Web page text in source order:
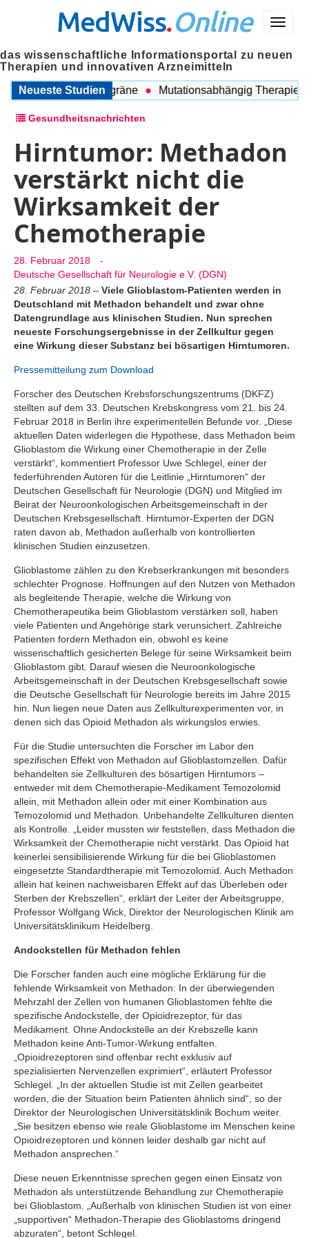
Menü
MedWiss.Online
das wissenschaftliche Informationsportal zu neuen
Therapien und innovativen Arzneimitteln
Neueste Studien
COPD und Migräne Mutationsabhängig Therapie
Gesundheitsnachrichten
Hirntumor: Methadon
verstärkt nicht die
Wirksamkeit der
Chemotherapie
28. Februar 2018
-
Deutsche Gesellschaft für Neurologie e.V. (DGN)
28. Februar 2018 – Viele Glioblastom-Patienten werden in
Deutschland mit Methadon behandelt und zwar ohne
Datengrundlage aus klinischen Studien. Nun sprechen
neueste Forschungsergebnisse in der Zellkultur gegen
eine Wirkung dieser Substanz bei bösartigen Hirntumoren.
Pressemitteilung zum Download
Forscher des Deutschen Krebsforschungszentrums (DKFZ)
stellten auf dem 33. Deutschen Krebskongress vom 21. bis 24.
Februar 2018 in Berlin ihre experimentellen Befunde vor. „Diese
aktuellen Daten widerlegen die Hypothese, dass Methadon beim
Glioblastom die Wirkung einer Chemotherapie in der Zelle
verstärkt“, kommentiert Professor Uwe Schlegel, einer der
federführenden Autoren für die Leitlinie „Hirntumoren“ der
Deutschen Gesellschaft für Neurologie (DGN) und Mitglied im
Beirat der Neuroonkologischen Arbeitsgemeinschaft in der
Deutschen Krebsgesellschaft. Hirntumor-Experten der DGN
raten davon ab, Methadon außerhalb von kontrollierten
klinischen Studien einzusetzen.
Glioblastome zählen zu den Krebserkrankungen mit besonders
schlechter Prognose. Hoffnungen auf den Nutzen von Methadon
als begleitende Therapie, welche die Wirkung von
Chemotherapeutika beim Glioblastom verstärken soll, haben
viele Patienten und Angehörige stark verunsichert. Zahlreiche
Patienten fordern Methadon ein, obwohl es keine
wissenschaftlich gesicherten Belege für seine Wirksamkeit beim
Glioblastom gibt. Darauf wiesen die Neuroonkologische
Arbeitsgemeinschaft in der Deutschen Krebsgesellschaft sowie
die Deutsche Gesellschaft für Neurologie bereits im Jahre 2015
hin. Nun liegen neue Daten aus Zellkulturexperimenten vor, in
denen sich das Opioid Methadon als wirkungslos erwies.
Für die Studie untersuchten die Forscher im Labor den
spezifischen Effekt von Methadon auf Glioblastomzellen. Dafür
behandelten sie Zellkulturen des bösartigen Hirntumors –
entweder mit dem Chemotherapie-Medikament Temozolomid
allein, mit Methadon allein oder mit einer Kombination aus
Temozolomid und Methadon. Unbehandelte Zellkulturen dienten
als Kontrolle. „Leider mussten wir feststellen, dass Methadon die
Wirksamkeit der Chemotherapie nicht verstärkt. Das Opioid hat
keinerlei sensibilisierende Wirkung für die bei Glioblastomen
eingesetzte Standardtherapie mit Temozolomid. Auch Methadon
allein hat keinen nachweisbaren Effekt auf das Überleben oder
Sterben der Krebszellen“, erklärt der Leiter der Arbeitsgruppe,
Professor Wolfgang Wick, Direktor der Neurologischen Klinik am
Universitätsklinikum Heidelberg.
Andockstellen für Methadon fehlen
Die Forscher fanden auch eine mögliche Erklärung für die
fehlende Wirksamkeit von Methadon: In der überwiegenden
Mehrzahl der Zellen von humanen Glioblastomen fehlte die
spezifische Andockstelle, der Opioidrezeptor, für das
Medikament. Ohne Andockstelle an der Krebszelle kann
Methadon keine Anti-Tumor-Wirkung entfalten.
„Opioidrezeptoren sind offenbar recht exklusiv auf
spezialisierten Nervenzellen exprimiert“, erläutert Professor
Schlegel. „In der aktuellen Studie ist mit Zellen gearbeitet
worden, die der Situation beim Patienten ähnlich sind“, so der
Direktor der Neurologischen Universitätsklinik Bochum weiter.
„Sie besitzen ebenso wie reale Glioblastome im Menschen keine
Opioidrezeptoren und können leider deshalb gar nicht auf
Methadon ansprechen.“
Diese neuen Erkenntnisse sprechen gegen einen Einsatz von
Methadon als unterstützende Behandlung zur Chemotherapie
bei Glioblastom. „Außerhalb von klinischen Studien ist von einer
„supportiven“ Methadon-Therapie des Glioblastoms dringend
abzuraten“, betont Schlegel.